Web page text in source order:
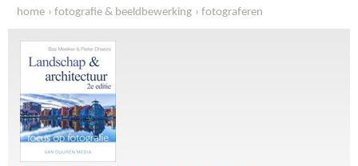
home fotografie & beeldbewerking fotograferen
focus op fotografie: landschap en architectuur, 2e editie